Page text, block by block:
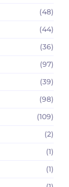
(48)
(44)
(36)
(97)
(39)
(98)
(109)
(2)
(1)
(1)